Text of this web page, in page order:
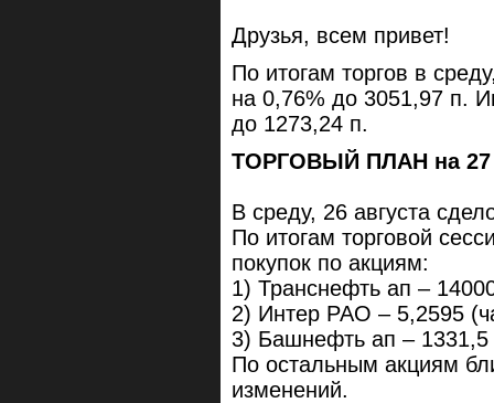
Друзья, всем привет!
По итогам торгов в
на 0,76% до 3051,97 п.
до 1273,24 п.
ТОРГОВЫЙ ПЛАН на 27
В среду, 26 августа
По итогам торговой
покупок по акциям:
1) Транснефть ап –
2) Интер РАО – 5,2595
3) Башнефть ап – 1331,5
По остальным акциям
изменений.